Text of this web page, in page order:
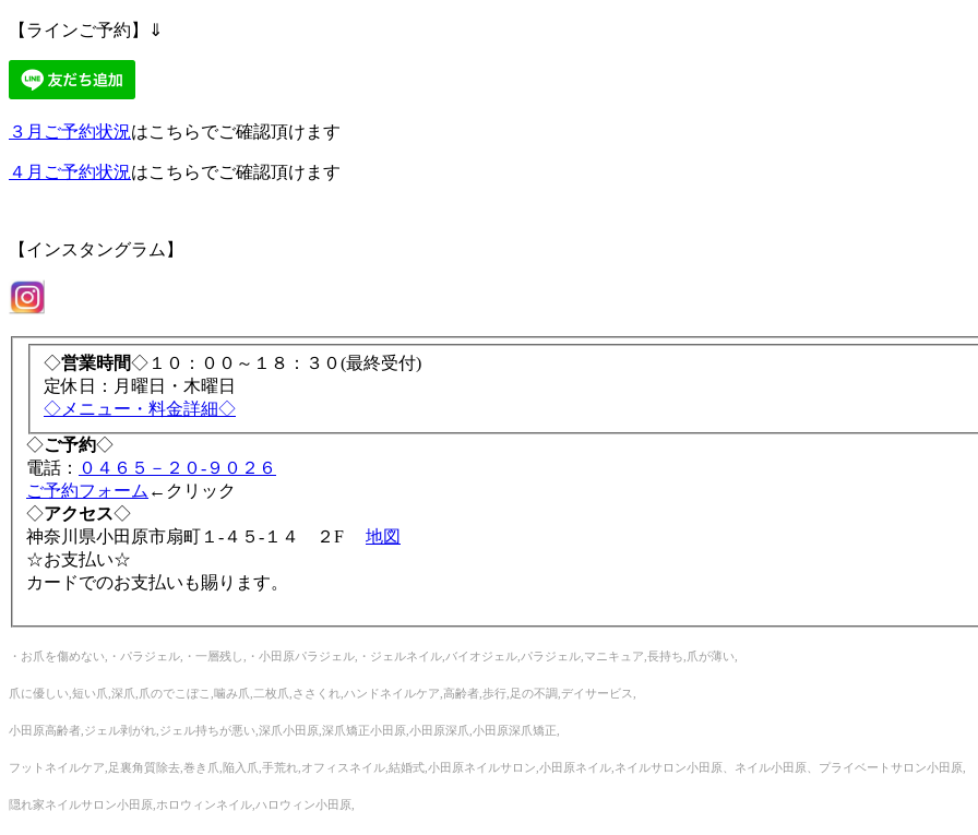
【ラインご予約】⇓
３月ご予約状況はこちらでご確認頂けます
４月ご予約状況はこちらでご確認頂けます
【インスタングラム】
◇営業時間◇１０：００～１８：３０(最終受付)
定休日：月曜日・木曜日
◇メニュー・料金詳細◇
◇ご予約◇
電話： ０４６５－２０-９０２６
ご予約フォーム ←クリック
◇アクセス◇
神奈川県小田原市扇町１-４５-１４ ２F 地図
☆お支払い☆
カードでのお支払いも賜ります。
・お爪を傷めない,・パラジェル,・一層残し,・小田原パラジェル,・ジェルネイル,バイオジェル,パラジェル,マニキュア,長持ち,爪が薄い,
爪に優しい,短い爪,深爪,爪のでこぼこ,噛み爪,二枚爪,ささくれ,ハンドネイルケア,高齢者,歩行,足の不調,デイサービス,
小田原高齢者,ジェル剥がれ,ジェル持ちが悪い,深爪小田原,深爪矯正小田原,小田原深爪,小田原深爪矯正,
フットネイルケア,足裏角質除去,巻き爪,陥入爪,手荒れ,オフィスネイル,結婚式,小田原ネイルサロン,小田原ネイル,ネイルサロン小田原、ネイル小田原、プライベートサロン小田原,
隠れ家ネイルサロン小田原,ホロウィンネイル,ハロウィン小田原,